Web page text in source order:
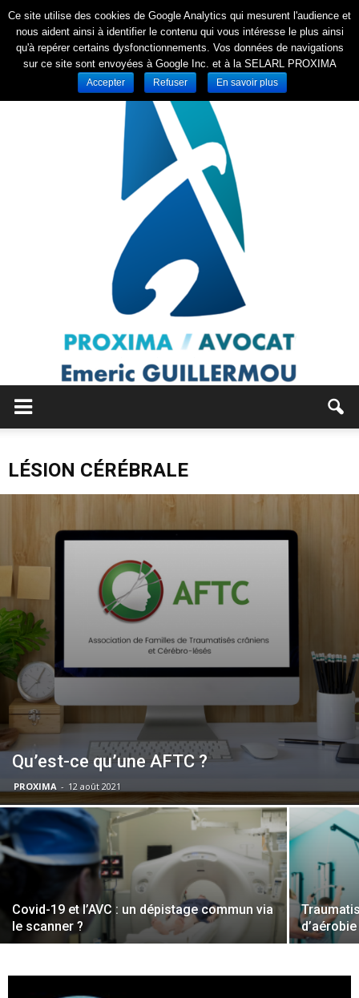
LÉSION CÉRÉBRALE
Qu’est-ce qu’une AFTC ?
PROXIMA - 12 août 2021
Covid-19 et l’AVC : un dépistage commun via
le scanner ?
Ce site utilise des cookies de Google Analytics qui mesurent l'audience et
nous aident ainsi à identifier le contenu qui vous intéresse le plus ainsi
qu'à repérer certains dysfonctionnements. Vos données de navigations
sur ce site sont envoyées à Google Inc. et à la SELARL PROXIMA
Accepter Refuser En savoir plus